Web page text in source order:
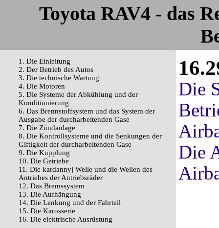
Toyota RAV4 - das
1. Die Einleitung
2. Der Betrieb des Autos
3. Die technische Wartung
4. Die Motoren
5. Die Systeme der Abkühlung und der
Konditionierung
6. Das Brennstoffsystem und das System der
Ausgabe der durcharbeitenden Gase
7. Die Zündanlage
8. Die Kontrollsysteme und die Senkungen der
Giftigkeit der durcharbeitenden Gase
9. Die Kupplung
10. Die Getriebe
11. Die kardannyj Welle und die Wellen des
Antriebes der Antriebsräder
12. Das Bremssystem
13. Die Aufhängung
14. Die Lenkung und der Fahrteil
15. Die Karosserie
16. Die elektrische Ausrüstung
Die
Die